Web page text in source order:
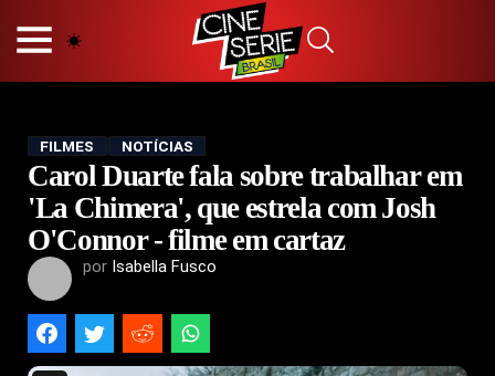
POLÍTICA DE PRIVACIDADE
TERMOS E CONDIÇÕES
CONTATO
Hot
Popular
Tendência
FILMES NOTÍCIAS
Carol Duarte fala sobre trabalhar em
'La Chimera', que estrela com Josh
O'Connor - filme em cartaz
por Isabella Fusco